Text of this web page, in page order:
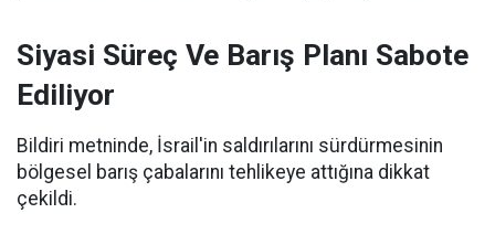
Siyasi Süreç Ve Barış Planı Sabote
Ediliyor
Bildiri metninde, İsrail'in saldırılarını sürdürmesinin
bölgesel barış çabalarını tehlikeye attığına dikkat
çekildi.